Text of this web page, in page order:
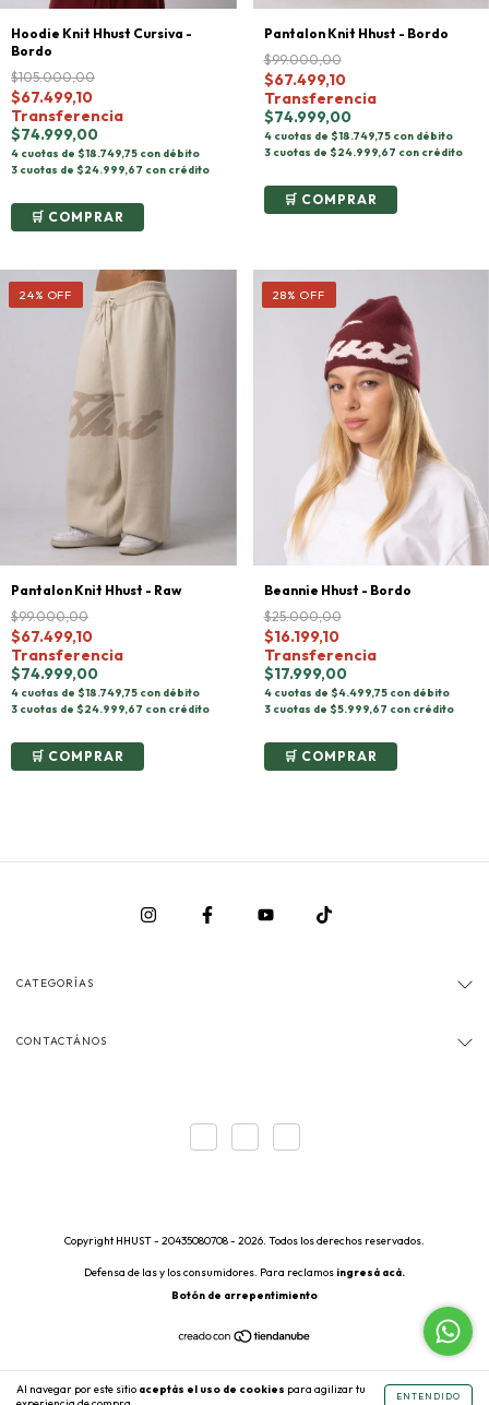
Al navegar por este sitio aceptás el uso de cookies para agilizar tu
ENTENDIDO
Hoodie Knit Hhust Cursiva -
Bordo
$105.000,00
$67.499,10
Transferencia
$74.999,00
4 cuotas de $18.749,75 con débito
3 cuotas de $24.999,67 con crédito
COMPRAR
Pantalon Knit Hhust - Bordo
$99.000,00
$67.499,10
Transferencia
$74.999,00
4 cuotas de $18.749,75 con débito
3 cuotas de $24.999,67 con crédito
COMPRAR
24% OFF
Pantalon Knit Hhust - Raw
$99.000,00
$67.499,10
Transferencia
$74.999,00
4 cuotas de $18.749,75 con débito
3 cuotas de $24.999,67 con crédito
COMPRAR
28% OFF
Beannie Hhust - Bordo
$25.000,00
$16.199,10
Transferencia
$17.999,00
4 cuotas de $4.499,75 con débito
3 cuotas de $5.999,67 con crédito
COMPRAR
CATEGORÍAS
CONTACTÁNOS
Copyright HHUST - 20435080708 - 2026. Todos los derechos reservados.
Defensa de las y los consumidores. Para reclamos ingresá acá.
Botón de arrepentimiento